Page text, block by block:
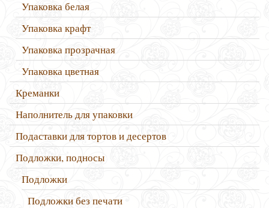
Упаковка белая
Упаковка крафт
Упаковка прозрачная
Упаковка цветная
Креманки
Наполнитель для упаковки
Подаставки для тортов и десертов
Подложки, подносы
Подложки
Подложки без печати